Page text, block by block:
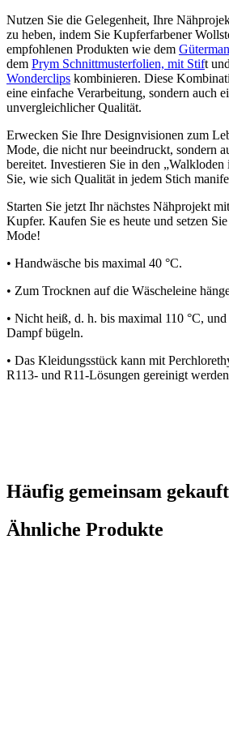
Nutzen Sie die Gelegenheit, Ihre
zu heben, indem Sie Kupferfarbener
empfohlenen Produkten wie dem
dem Prym Schnittmusterfolien, mit Stift
Wonderclips kombinieren. Diese
eine einfache Verarbeitung, sondern auch
unvergleichlicher Qualität.
Erwecken Sie Ihre Designvisionen zum
Mode, die nicht nur beeindruckt, sondern
bereitet. Investieren Sie in den
Sie, wie sich Qualität in jedem Stich
Starten Sie jetzt Ihr nächstes Nähprojekt
Kupfer. Kaufen Sie es heute und setzen
Mode!
• Handwäsche bis maximal 40 °C.
• Zum Trocknen auf die Wäscheleine
• Nicht heiß, d. h. bis maximal 110 °C,
Dampf bügeln.
• Das Kleidungsstück kann mit
R113- und R11-Lösungen gereinigt
Häufig gemeinsam
Ähnliche Produkte